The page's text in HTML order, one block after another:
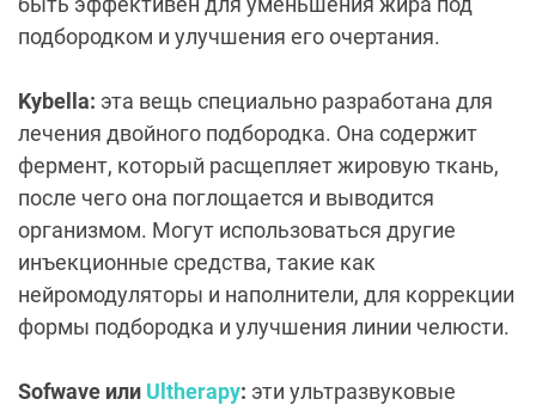
подбородком и улучшения его очертания.
Kybella: эта вещь специально разработана для
лечения двойного подбородка. Она содержит
фермент, который расщепляет жировую ткань,
после чего она поглощается и выводится
организмом. Могут использоваться другие
инъекционные средства, такие как
нейромодуляторы и наполнители, для коррекции
формы подбородка и улучшения линии челюсти.
Sofwave или Ultherapy: эти ультразвуковые